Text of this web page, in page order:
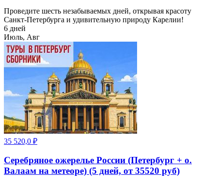
Проведите шесть незабываемых дней, открывая красоту
Санкт-Петербурга и удивительную природу Карелии!
6 дней
Июль, Авг
35 520,0 ₽
Серебряное ожерелье России (Петербург + о.
Валаам на метеоре) (5 дней, от 35520 руб)